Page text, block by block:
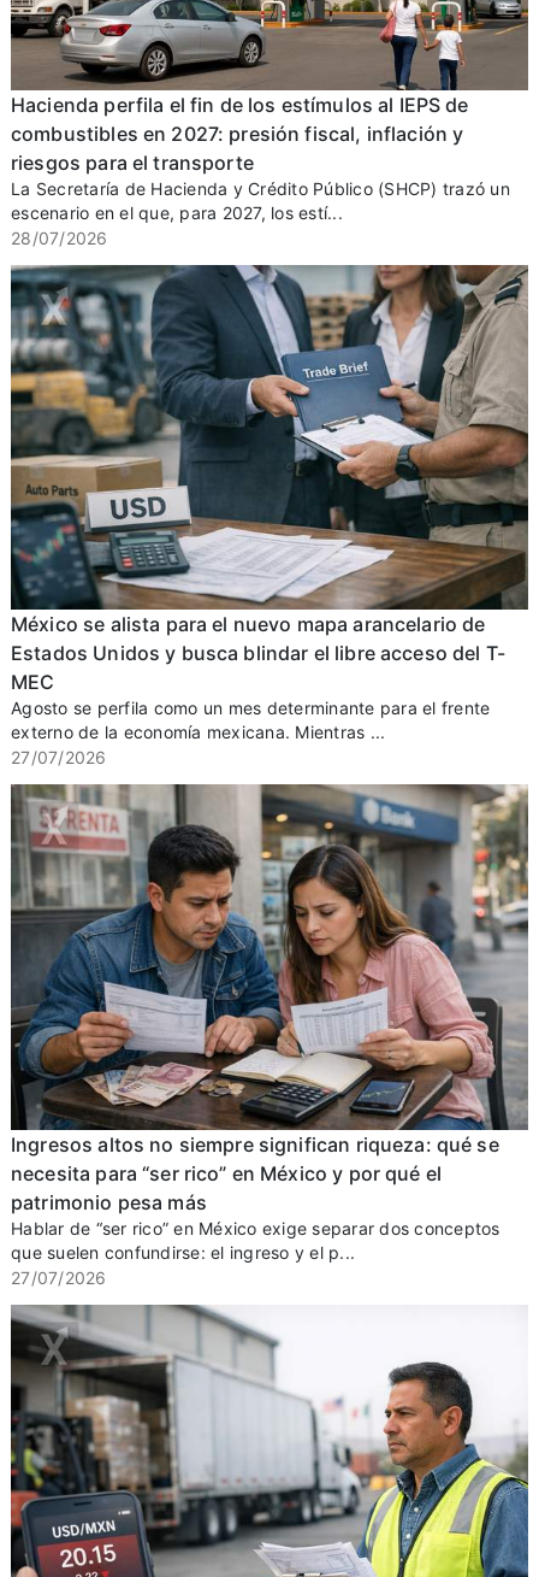
Hacienda perfila el fin de los estímulos al IEPS de
combustibles en 2027: presión fiscal, inflación y
riesgos para el transporte
La Secretaría de Hacienda y Crédito Público (SHCP) trazó un
escenario en el que, para 2027, los estí...
28/07/2026
México se alista para el nuevo mapa arancelario de
Estados Unidos y busca blindar el libre acceso del T-
MEC
Agosto se perfila como un mes determinante para el frente
externo de la economía mexicana. Mientras ...
27/07/2026
Ingresos altos no siempre significan riqueza: qué se
necesita para “ser rico” en México y por qué el
patrimonio pesa más
Hablar de “ser rico” en México exige separar dos conceptos
que suelen confundirse: el ingreso y el p...
27/07/2026